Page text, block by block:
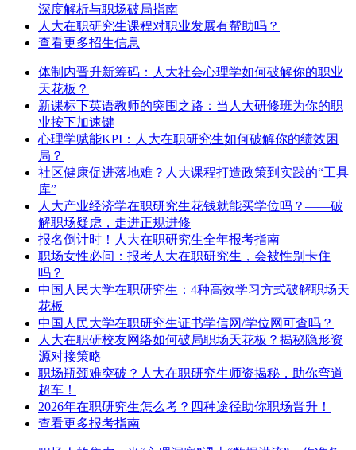
深度解析与职场破局指南
人大在职研究生课程对职业发展有帮助吗？
查看更多招生信息
体制内晋升新筹码：人大社会心理学如何破解你的职业
天花板？
新课标下英语教师的突围之路：当人大研修班为你的职
业按下加速键
心理学赋能KPI：人大在职研究生如何破解你的绩效困
局？
社区健康促进落地难？人大课程打造政策到实践的“工具
库”
人大产业经济学在职研究生花钱就能买学位吗？——破
解职场疑虑，走进正规进修
报名倒计时！人大在职研究生全年报考指南
职场女性必问：报考人大在职研究生，会被性别卡住
吗？
中国人民大学在职研究生：4种高效学习方式破解职场天
花板
中国人民大学在职研究生证书学信网/学位网可查吗？
人大在职研校友网络如何破局职场天花板？揭秘隐形资
源对接策略
职场瓶颈难突破？人大在职研究生师资揭秘，助你弯道
超车！
2026年在职研究生怎么考？四种途径助你职场晋升！
查看更多报考指南